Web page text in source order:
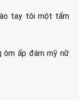
tay tôi một tấm
ôm ấp đám mỹ nữ